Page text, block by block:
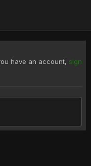
have an account, sign